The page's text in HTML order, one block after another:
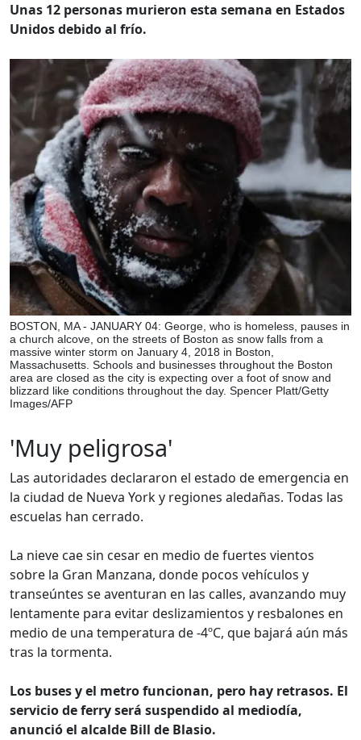
Unas 12 personas murieron esta semana en Estados
Unidos debido al frío.
BOSTON, MA - JANUARY 04: George, who is homeless, pauses in
a church alcove, on the streets of Boston as snow falls from a
massive winter storm on January 4, 2018 in Boston,
Massachusetts. Schools and businesses throughout the Boston
area are closed as the city is expecting over a foot of snow and
blizzard like conditions throughout the day. Spencer Platt/Getty
Images/AFP
'Muy peligrosa'
Las autoridades declararon el estado de emergencia en
la ciudad de Nueva York y regiones aledañas. Todas las
escuelas han cerrado.
La nieve cae sin cesar en medio de fuertes vientos
sobre la Gran Manzana, donde pocos vehículos y
transeúntes se aventuran en las calles, avanzando muy
lentamente para evitar deslizamientos y resbalones en
medio de una temperatura de -4ºC, que bajará aún más
tras la tormenta.
Los buses y el metro funcionan, pero hay retrasos. El
servicio de ferry será suspendido al mediodía,
anunció el alcalde Bill de Blasio.